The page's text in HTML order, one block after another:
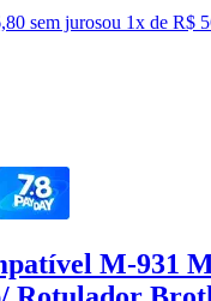
sem jurosou 1x de R$
M-931